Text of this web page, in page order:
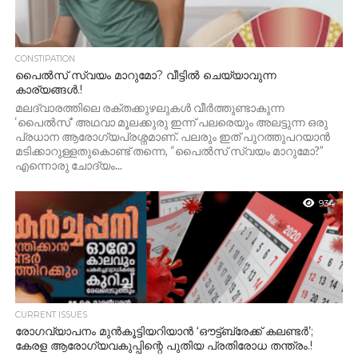
CONSTIPATION
പൈൽസ് സ്വയം മാറുമോ? വീട്ടിൽ ചെയ്യാവുന്ന
കാര്യങ്ങൾ.!
മലദ്വാരത്തിലെ രക്തക്കുഴലുകൾ വീർത്തുണ്ടാകുന്ന
‘പൈൽസ്’ അഥവാ മൂലക്കുരു ഇന്ന് പലരെയും അലട്ടുന്ന ഒരു
പ്രധാന ആരോഗ്യപ്രശ്നമാണ്. പലരും ഇത് പുറത്തുപറയാൻ
മടിക്കാറുള്ളതുകൊണ്ട് തന്നെ, “പൈൽസ് സ്വയം മാറുമോ?”
എന്നൊരു ചോദ്യം...
934
CURRENT ISSUES
രോഗവ്യാപനം മുൻകൂട്ടിയറിയാൻ ‘ഔട്ട്‌ബ്രേക്ക് കലണ്ടർ’;
കേരള ആരോഗ്യവകുപ്പിന്റെ പുതിയ പ്രതിരോധ തന്ത്രം.!